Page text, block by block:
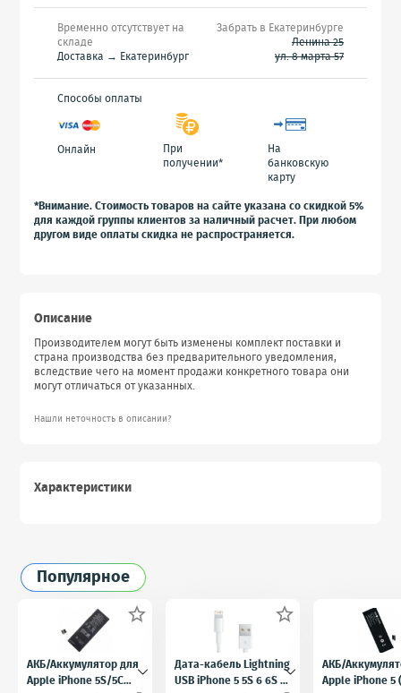
Временно отсутствует на
складе
Доставка → Екатеринбург
Забрать в Екатеринбурге
Ленина 25
ул. 8 марта 57
Способы оплаты
Онлайн
При
получении*
На
банковскую
карту
*Внимание. Стоимость товаров на сайте указана со скидкой 5%
для каждой группы клиентов за наличный расчет. При любом
другом виде оплаты скидка не распространяется.
Описание
Производителем могут быть изменены комплект поставки и
страна производства без предварительного уведомления,
вследствие чего на момент продажи конкретного товара они
могут отличаться от указанных.
Нашли неточность в описании?
Характеристики
Популярное

АКБ/Аккумулятор для
Apple iPhone 5S/5C

Дата-кабель Lightning
USB iPhone 5 5S 6 6S 7
АКБ/
Apple iPhone